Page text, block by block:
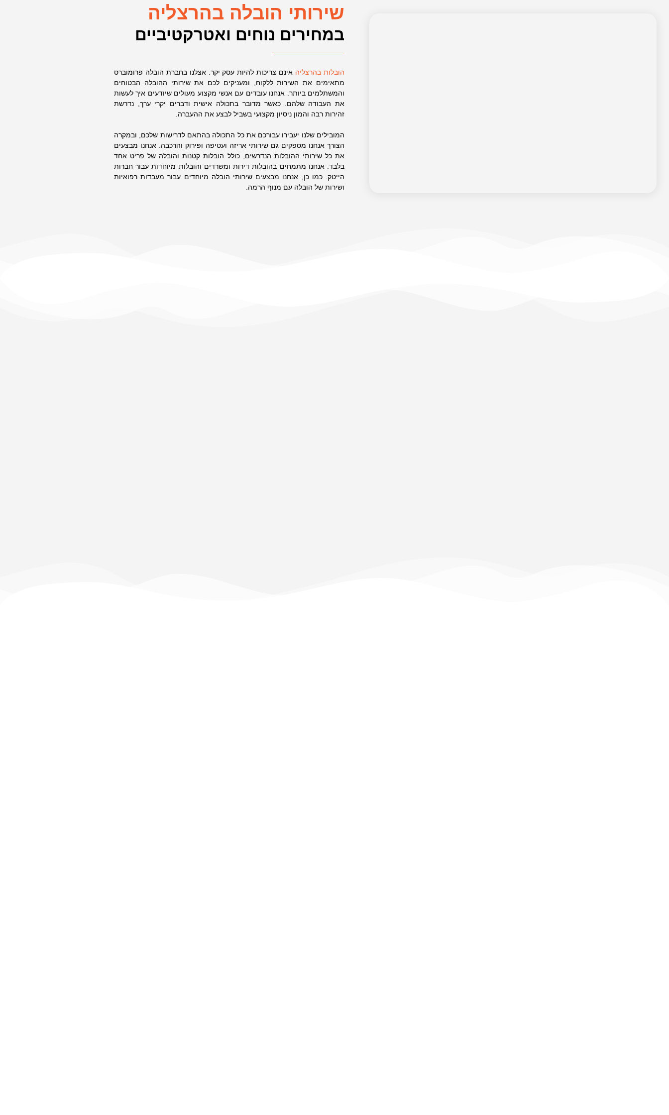
שירותי הובלה בהרצליה
במחירים נוחים ואטרקטיביים
הובלות בהרצליה אינם צריכות להיות עסק יקר. אצלנו בחברת הובלה פרומוברס
מתאימים את השירות ללקוח, ומעניקים לכם את שירותי ההובלה הבטוחים
והמשתלמים ביותר. אנחנו עובדים עם אנשי מקצוע מעולים שיודעים איך לעשות
את העבודה שלהם. כאשר מדובר בתכולה אישית ודברים יקרי ערך, נדרשת
זהירות רבה והמון ניסיון מקצועי בשביל לבצע את ההעברה.
המובילים שלנו יעבירו עבורכם את כל התכולה בהתאם לדרישות שלכם, ובמקרה
הצורך אנחנו מספקים גם שירותי אריזה ועטיפה ופירוק והרכבה. אנחנו מבצעים
את כל שירותי ההובלות הנדרשים, כולל הובלות קטנות והובלה של פריט אחד
בלבד. אנחנו מתמחים בהובלות דירות ומשרדים והובלות מיוחדות עבור חברות
הייטק. כמו כן, אנחנו מבצעים שירותי הובלה מיוחדים עבור מעבדות רפואיות
ושירות של הובלה עם מנוף הרמה.